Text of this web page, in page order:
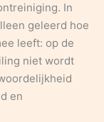
In
geleerd hoe
leeft: op de
niet wordt
en